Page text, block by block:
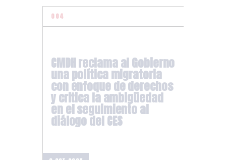
CMDH reclama al Gobierno
una política migratoria
con enfoque de derechos
y critica la ambigüedad
en el seguimiento al
diálogo del CES